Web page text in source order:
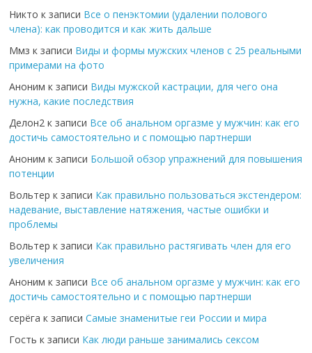
Никто к записи Все о пенэктомии (удалении полового
члена): как проводится и как жить дальше
Ммз к записи Виды и формы мужских членов с 25 реальными
примерами на фото
Аноним к записи Виды мужской кастрации, для чего она
нужна, какие последствия
Делон2 к записи Все об анальном оргазме у мужчин: как его
достичь самостоятельно и с помощью партнерши
Аноним к записи Большой обзор упражнений для повышения
потенции
Вольтер к записи Как правильно пользоваться экстендером:
надевание, выставление натяжения, частые ошибки и
проблемы
Вольтер к записи Как правильно растягивать член для его
увеличения
Аноним к записи Все об анальном оргазме у мужчин: как его
достичь самостоятельно и с помощью партнерши
серёга к записиСамые знаменитые геи России и мира
Гость к записи Как люди раньше занимались сексом